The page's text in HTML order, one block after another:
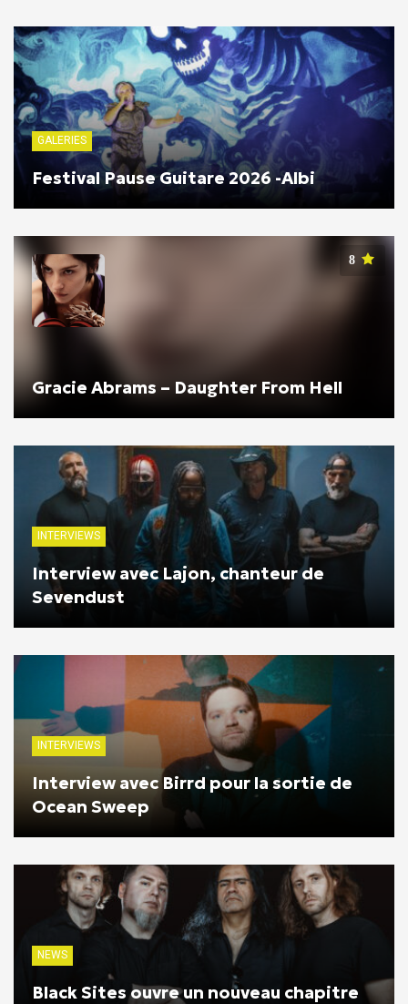
GALERIES
Festival Pause Guitare 2026 -Albi
8
Gracie Abrams – Daughter From Hell
INTERVIEWS
Interview avec Lajon, chanteur de
Sevendust
INTERVIEWS
Interview avec Birrd pour la sortie de
Ocean Sweep
NEWS
Black Sites ouvre un nouveau chapitre